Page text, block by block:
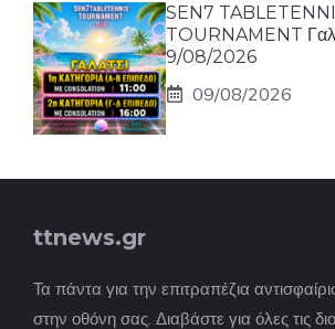
SEN7
TOURNAMENT
9/08/2026
09/08/2026
ttnews.gr
Τα πάντα για την επιτραπέζια
στην οθόνη σας. Διαβάστε για όλες τις